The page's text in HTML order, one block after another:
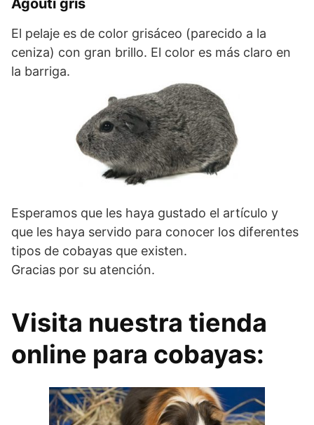
Agouti gris
El pelaje es de color grisáceo (parecido a la
ceniza) con gran brillo. El color es más claro en
la barriga.
Esperamos que les haya gustado el artículo y
que les haya servido para conocer los diferentes
tipos de cobayas que existen.
Gracias por su atención.
Visita nuestra tienda
online para cobayas: